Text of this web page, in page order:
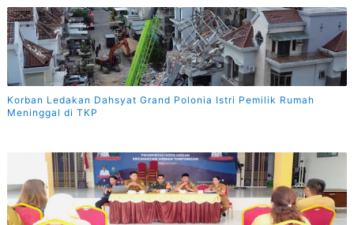
Korban Ledakan Dahsyat Grand Polonia Istri Pemilik Rumah
Meninggal di TKP